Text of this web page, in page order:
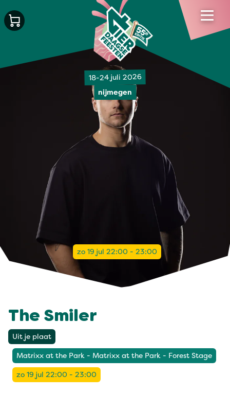
18-24 juli 2026
nijmegen
zo 19 jul 22:00 - 23:00
The Smiler
Uit je plaat
Matrixx at the Park - Matrixx at the Park - Forest Stage
zo 19 jul 22:00 - 23:00